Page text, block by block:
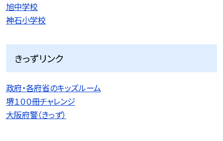
旭中学校
神石小学校
きっずリンク
政府・各府省のキッズルーム
堺１００冊チャレンジ
大阪府警（きっず）